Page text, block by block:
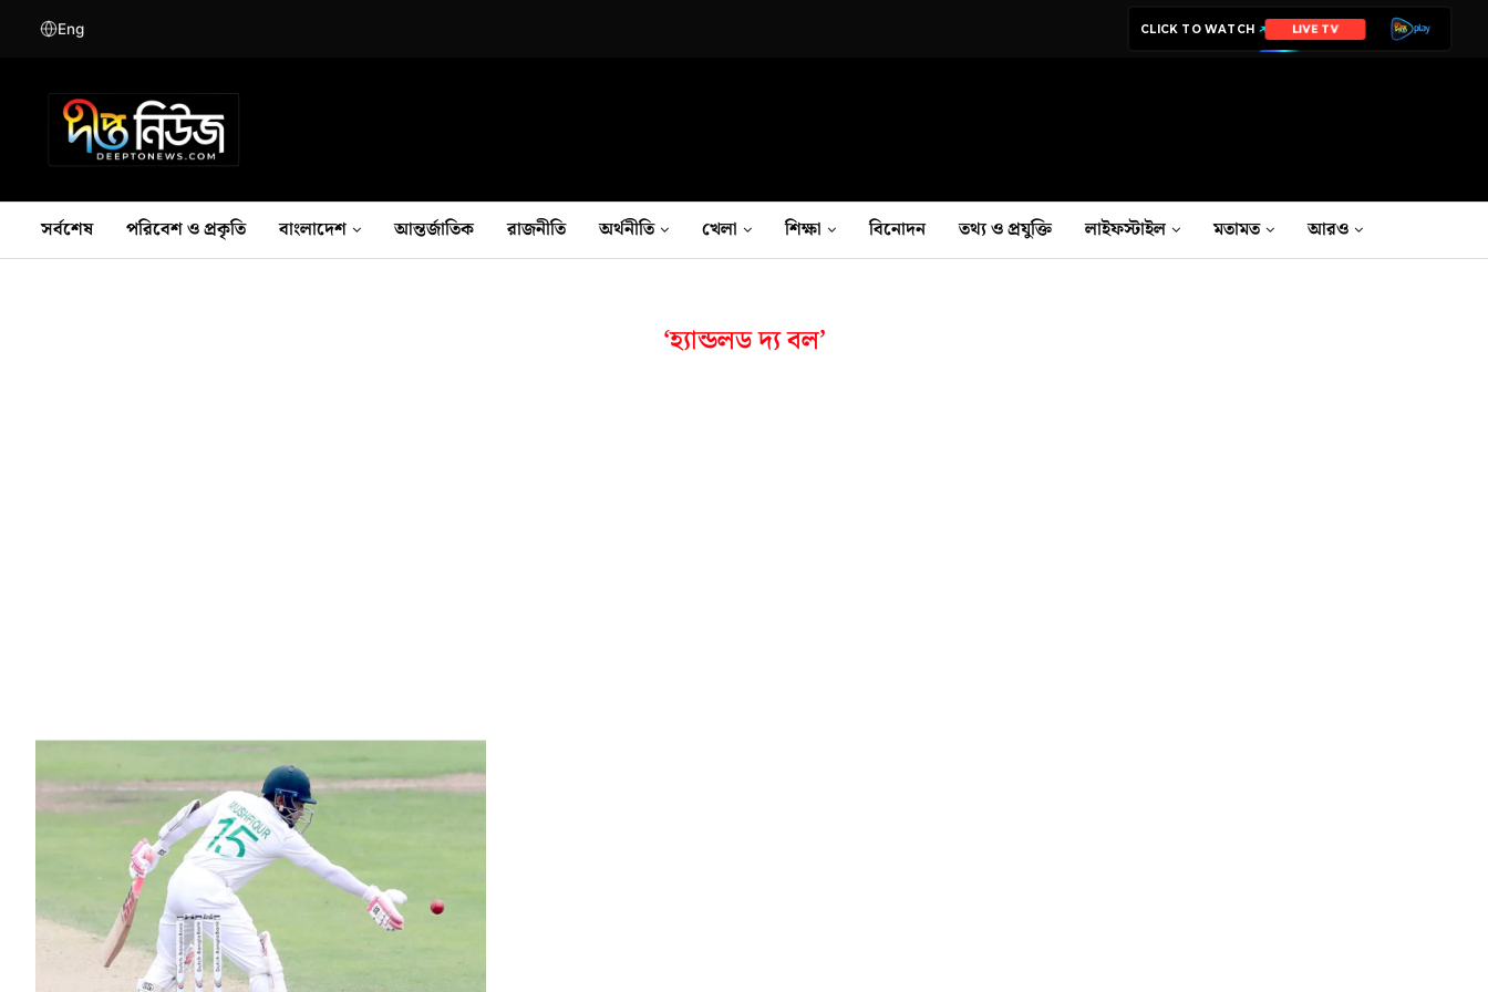
Eng CLICK TO WATCH LIVE TV
সর্বশেষ পরিবেশ ও প্রকৃতি বাংলাদেশ আন্তর্জাতিক রাজনীতি অর্থনীতি খেলা শিক্ষা বিনোদন তথ‍্য ও প্রযুক্তি লাইফস্টাইল মতামত আরও
‘হ্যান্ডলড দ্য বল’